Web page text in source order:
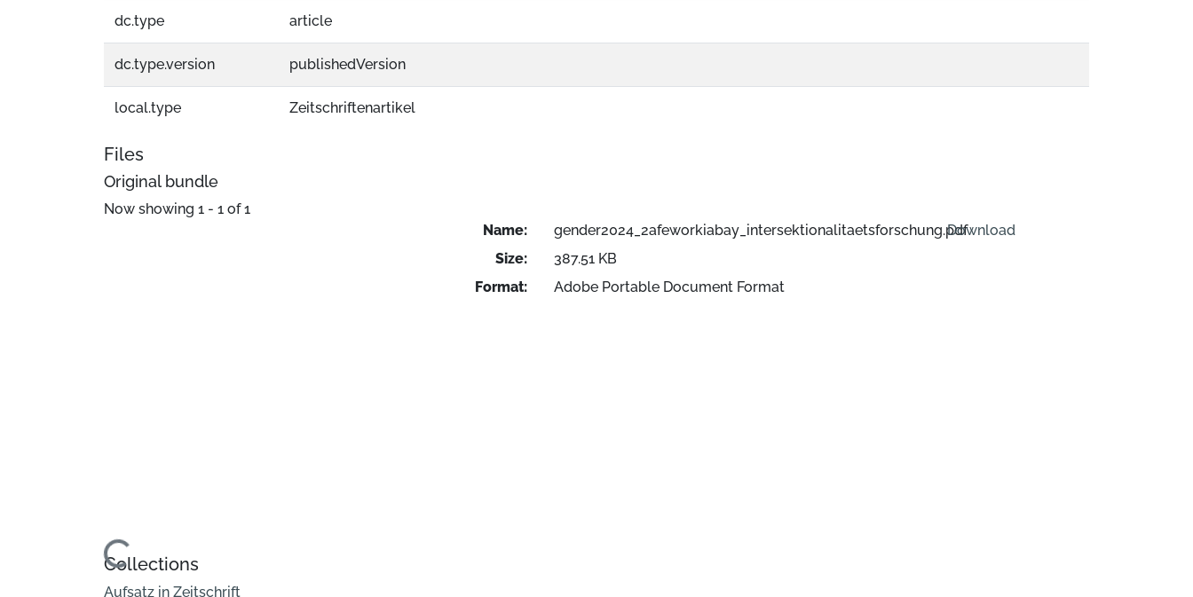
dc.type article
dc.type.version publishedVersion
local.type Zeitschriftenartikel
Files
Original bundle
Now showing 1 - 1 of 1
Loading...
Name:
gender2024_2afeworkiabay_intersektionalitaetsforschung.pdf
Size:
387.51 KB
Format:
Adobe Portable Document Format
Download
Collections
Aufsatz in Zeitschrift